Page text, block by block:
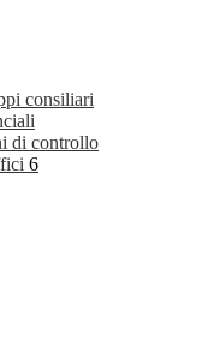
consiliari
di controllo
6